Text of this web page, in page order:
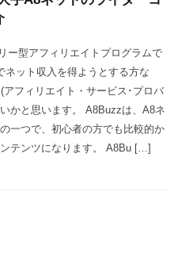
ー型アフィリエイトプログラムで
ット収入を得ようとする方な
フィリエイト・サービス･プロバ
かと思います。 A8Buzzは、A8ネ
一つで、初心者の方でも比較的か
テンツになります。 A8Bu […]